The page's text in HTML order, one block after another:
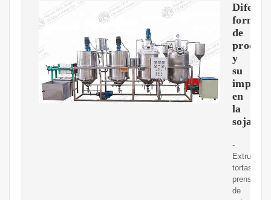
formas
de
y
su
en
la
soja
-
Extrusión:
tortas
de